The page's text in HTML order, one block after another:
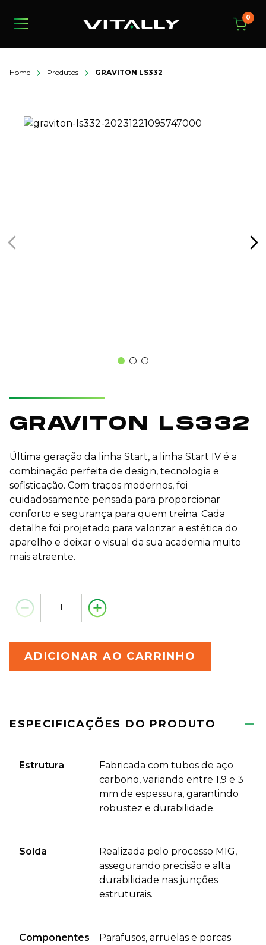
0
Home Produtos GRAVITON LS332
GRAVITON LS332
Última geração da linha Start, a linha Start IV é a
combinação perfeita de design, tecnologia e
sofisticação. Com traços modernos, foi
cuidadosamente pensada para proporcionar
conforto e segurança para quem treina. Cada
detalhe foi projetado para valorizar a estética do
aparelho e deixar o visual da sua academia muito
mais atraente.
ADICIONAR AO CARRINHO
ESPECIFICAÇÕES DO PRODUTO
Estrutura
Fabricada com tubos de aço
carbono, variando entre 1,9 e 3
mm de espessura, garantindo
robustez e durabilidade.
Solda
Realizada pelo processo MIG,
assegurando precisão e alta
durabilidade nas junções
estruturais.
Componentes
Parafusos, arruelas e porcas